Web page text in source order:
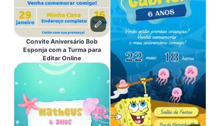
Convite Aniversário Bob
Esponja com a Turma para
Editar Online